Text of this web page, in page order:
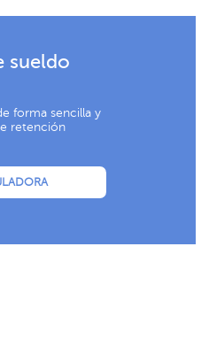
sueldo
forma sencilla y
retención